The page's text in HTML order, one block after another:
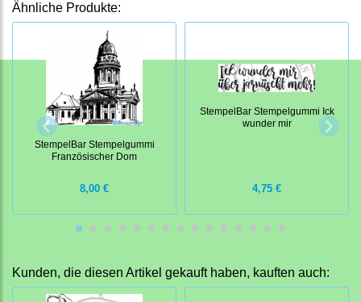
Ähnliche Produkte:
StempelBar Stempelgummi
Französischer Dom
8,00 €
StempelBar Stempelgummi Ick
wunder mir
4,75 €
Kunden, die diesen Artikel gekauft haben, kauften auch: